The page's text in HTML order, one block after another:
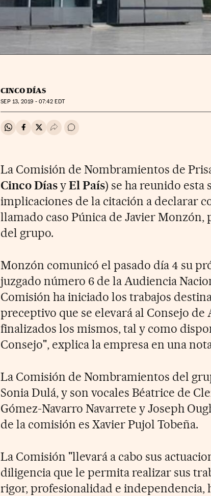
CINCO DÍAS
SEP13, 2019 - 07:42 EDT
Compartir en Whatsapp
Compartir en Facebook
Compartir en Twitter
Desplegar Redes Sociales
Ir a los comentarios
La Comisión de Nombramientos de
Cinco DíasyEl País) se ha reunido esta
implicaciones de la citación a declarar
llamado caso Púnica de Javier
del grupo.
Monzón comunicó el pasado día 4 su
juzgado número 6 de la Audiencia
Comisión ha iniciado los trabajos
preceptivo que se elevará al Consejo
finalizados los mismos, tal y como
Consejo", explica la empresa en una
La Comisión de Nombramientos del
Sonia Dulá, y son vocales Béatrice de
Gómez-Navarro Navarrete y Joseph
de la comisión es Xavier Pujol Tobeña.
La Comisión "llevará a cabo sus
diligencia que le permita realizar sus
rigor, profesionalidad e independencia,